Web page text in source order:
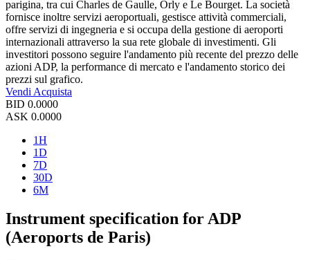
parigina, tra cui Charles de Gaulle, Orly e Le Bourget. La società
fornisce inoltre servizi aeroportuali, gestisce attività commerciali,
offre servizi di ingegneria e si occupa della gestione di aeroporti
internazionali attraverso la sua rete globale di investimenti. Gli
investitori possono seguire l'andamento più recente del prezzo delle
azioni ADP, la performance di mercato e l'andamento storico dei
prezzi sul grafico.
Vendi Acquista
BID 0.0000
ASK 0.0000
1H
1D
7D
30D
6M
Instrument specification for ADP
(Aeroports de Paris)